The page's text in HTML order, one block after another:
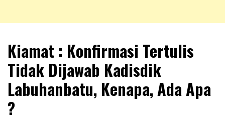
NKRIPOST
Kiamat : Konfirmasi Tertulis
Tidak Dijawab Kadisdik
Labuhanbatu, Kenapa, Ada Apa
?